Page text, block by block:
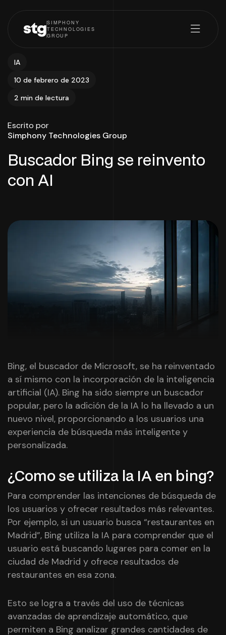
stgSIMPHONY
TECHNOLOGIES
GROUP
IA
10 de febrero de 2023
2 min de lectura
Escrito por
Simphony Technologies Group
Buscador Bing se reinvento
con AI
Bing, el buscador de Microsoft, se ha reinventado
a sí mismo con la incorporación de la inteligencia
artificial (IA). Bing ha sido siempre un buscador
popular, pero la adición de la IA lo ha llevado a un
nuevo nivel, proporcionando a los usuarios una
experiencia de búsqueda más inteligente y
personalizada.
¿Como se utiliza la IA en bing?
Para comprender las intenciones de búsqueda de
los usuarios y ofrecer resultados más relevantes.
Por ejemplo, si un usuario busca “restaurantes en
Madrid”, Bing utiliza la IA para comprender que el
usuario está buscando lugares para comer en la
ciudad de Madrid y ofrece resultados de
restaurantes en esa zona.
Esto se logra a través del uso de técnicas
avanzadas de aprendizaje automático, que
permiten a Bing analizar grandes cantidades de